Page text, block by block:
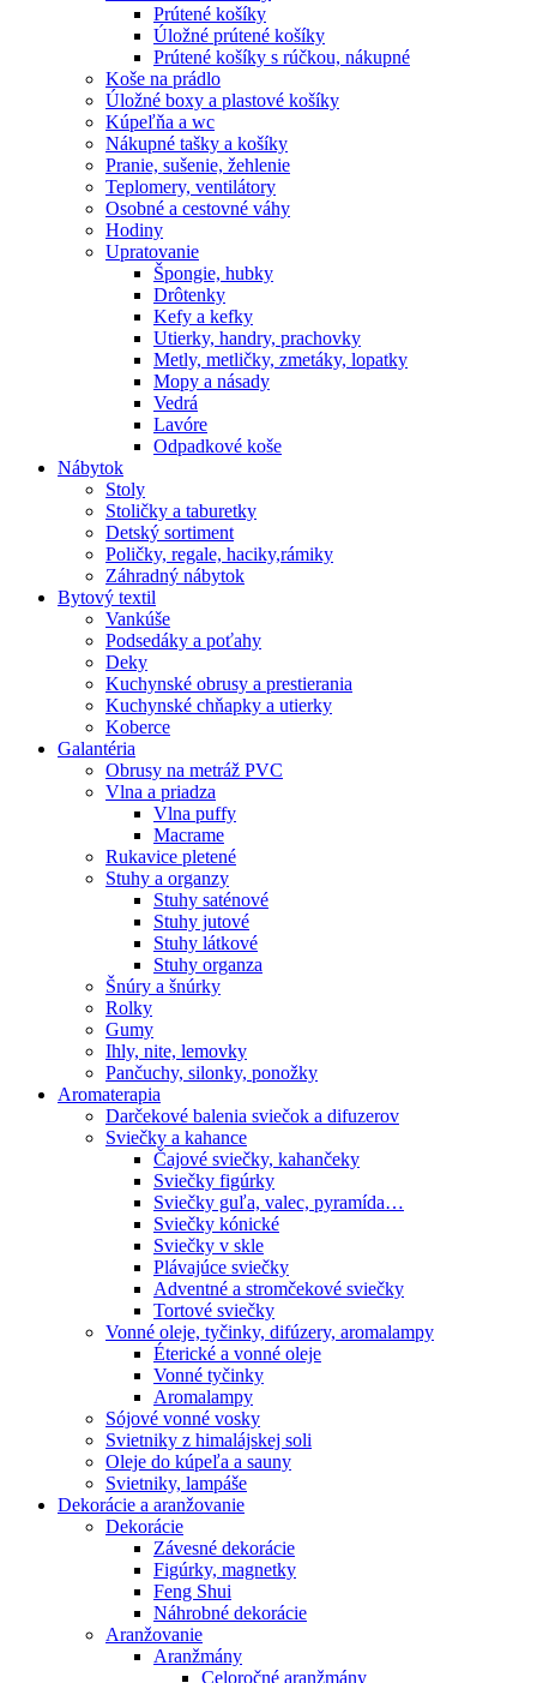
Prútené košíky
Úložné prútené košíky
Prútené košíky s rúčkou, nákupné
Koše na prádlo
Úložné boxy a plastové košíky
Kúpeľňa a wc
Nákupné tašky a košíky
Pranie, sušenie, žehlenie
Teplomery, ventilátory
Osobné a cestovné váhy
Hodiny
Upratovanie
Špongie, hubky
Drôtenky
Kefy a kefky
Utierky, handry, prachovky
Metly, metličky, zmetáky, lopatky
Mopy a násady
Vedrá
Lavóre
Odpadkové koše
Nábytok
Stoly
Stoličky a taburetky
Detský sortiment
Poličky, regale, haciky,rámiky
Záhradný nábytok
Bytový textil
Vankúše
Podsedáky a poťahy
Deky
Kuchynské obrusy a prestierania
Kuchynské chňapky a utierky
Koberce
Galantéria
Obrusy na metráž PVC
Vlna a priadza
Vlna puffy
Macrame
Rukavice pletené
Stuhy a organzy
Stuhy saténové
Stuhy jutové
Stuhy látkové
Stuhy organza
Šnúry a šnúrky
Rolky
Gumy
Ihly, nite, lemovky
Pančuchy, silonky, ponožky
Aromaterapia
Darčekové balenia sviečok a difuzerov
Sviečky a kahance
Čajové sviečky, kahančeky
Sviečky figúrky
Sviečky guľa, valec, pyramída…
Sviečky kónické
Sviečky v skle
Plávajúce sviečky
Adventné a stromčekové sviečky
Tortové sviečky
Vonné oleje, tyčinky, difúzery, aromalampy
Éterické a vonné oleje
Vonné tyčinky
Aromalampy
Sójové vonné vosky
Svietniky z himalájskej soli
Oleje do kúpeľa a sauny
Svietniky, lampáše
Dekorácie a aranžovanie
Dekorácie
Závesné dekorácie
Figúrky, magnetky
Feng Shui
Náhrobné dekorácie
Aranžovanie
Aranžmány
Celoročné aranžmány